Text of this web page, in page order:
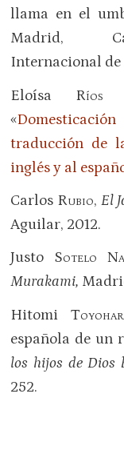
llama en el
Madrid,
Internacional de
Eloísa Ríos
«
traducción de
inglés y al
Carlos Rubio, El
Aguilar, 2012.
Justo Sotelo
Murakami,
Hitomi
española de un
los hijos de Dios
252.